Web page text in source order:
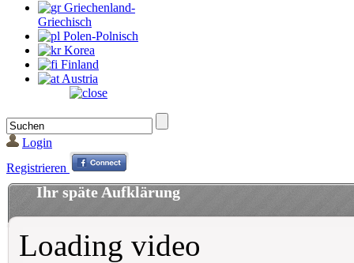
Griechenland-
Griechisch
Polen-Polnisch
Korea
Finland
Austria
Login
Registrieren
Ihr späte Aufklärung
Loading video